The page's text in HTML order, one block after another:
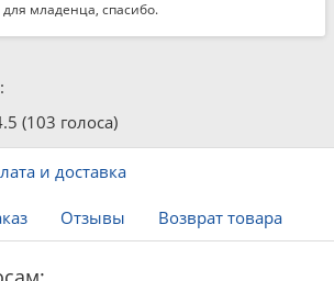
младенца, спасибо.
(103 голоса)
и доставка
Отзывы Возврат товара